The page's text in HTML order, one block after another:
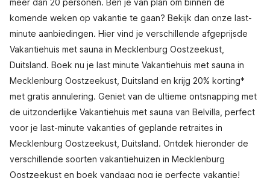
meer dan 20 personen. Ben je van plan om binnen de
komende weken op vakantie te gaan? Bekijk dan onze last-
minute aanbiedingen. Hier vind je verschillende afgeprijsde
Vakantiehuis met sauna in Mecklenburg Oostzeekust,
Duitsland. Boek nu je last minute Vakantiehuis met sauna in
Mecklenburg Oostzeekust, Duitsland en krijg 20% korting*
met gratis annulering. Geniet van de ultieme ontsnapping met
de uitzonderlijke Vakantiehuis met sauna van Belvilla, perfect
voor je last-minute vakanties of geplande retraites in
Mecklenburg Oostzeekust, Duitsland. Ontdek hieronder de
verschillende soorten vakantiehuizen in Mecklenburg
Oostzeekust en boek vandaag nog je perfecte vakantie!